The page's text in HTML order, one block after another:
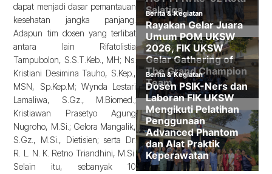
dapat menjadi dasar pemantauan
kesehatan jangka panjang.
Adapun tim dosen yang terlibat
antara lain Rifatolistia
Tampubolon, S.S.T.Keb., MH; Ns.
Kristiani Desimina Tauho, S.Kep.,
MSN, Sp.Kep.M; Wynda Lestari
Lamaliwa, S.Gz., M.Biomed.;
Kristiawan Prasetyo Agung
Nugroho, M.Si.; Gelora Mangalik,
S.Gz., M.Si., Dietisien; serta Dr.
R. L. N. K. Retno Triandhini, M.Si.
Selain itu, sebanyak 10